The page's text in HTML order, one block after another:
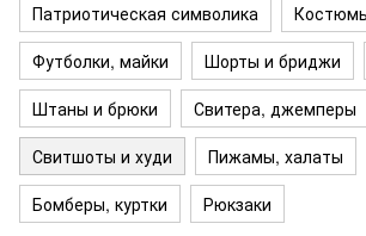
Патриотическая символика
Футболки, майки
Шорты и бриджи
Штаны и брюки
Свитера, джемперы
Свитшоты и худи
Пижамы, халаты
Бомберы, куртки
Рюкзаки